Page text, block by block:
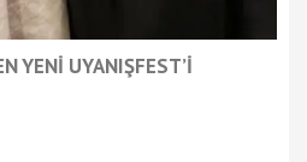
YENİ UYANIŞFEST’İ